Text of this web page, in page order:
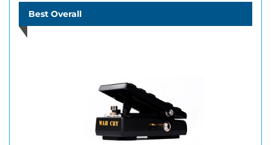
Best Overall